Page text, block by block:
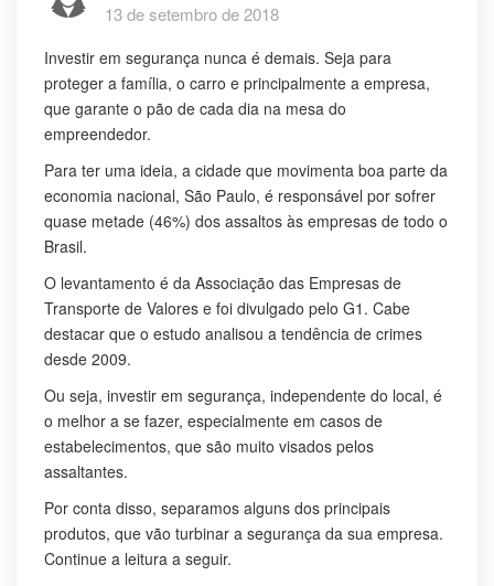
13 de setembro de 2018
Investir em segurança nunca é demais. Seja para
proteger a família, o carro e principalmente a empresa,
que garante o pão de cada dia na mesa do
empreendedor.
Para ter uma ideia, a cidade que movimenta boa parte da
economia nacional, São Paulo, é responsável por sofrer
quase metade (46%) dos assaltos às empresas de todo o
Brasil.
O levantamento é da Associação das Empresas de
Transporte de Valores e foi divulgado pelo G1. Cabe
destacar que o estudo analisou a tendência de crimes
desde 2009.
Ou seja, investir em segurança, independente do local, é
o melhor a se fazer, especialmente em casos de
estabelecimentos, que são muito visados pelos
assaltantes.
Por conta disso, separamos alguns dos principais
produtos, que vão turbinar a segurança da sua empresa.
Continue a leitura a seguir.